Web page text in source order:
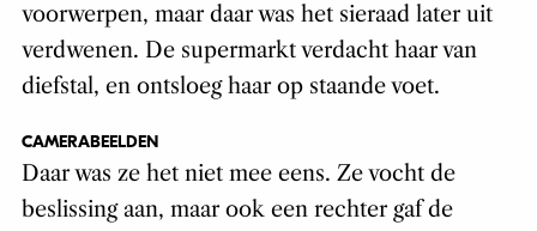
voorwerpen, maar daar was het sieraad later uit
verdwenen. De supermarkt verdacht haar van
diefstal, en ontsloeg haar op staande voet.
CAMERABEELDEN
Daar was ze het niet mee eens. Ze vocht de
beslissing aan, maar ook een rechter gaf de